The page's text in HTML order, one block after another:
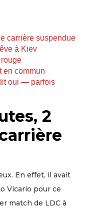
carrière suspendue
à Kiev
en commun
oui — parfois
2
En effet, il avait
Vicario pour ce
match de LDC à